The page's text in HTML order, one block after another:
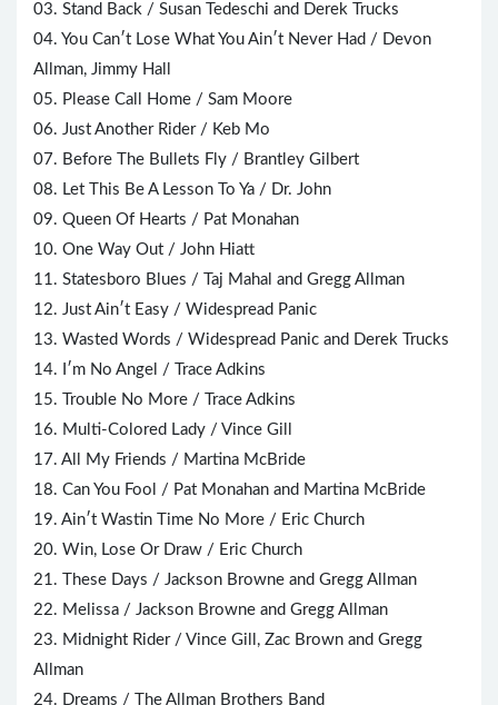
03. Stand Back / Susan Tedeschi and Derek Trucks
04. You Can′t Lose What You Ain′t Never Had / Devon
Allman, Jimmy Hall
05. Please Call Home / Sam Moore
06. Just Another Rider / Keb Mo
07. Before The Bullets Fly / Brantley Gilbert
08. Let This Be A Lesson To Ya / Dr. John
09. Queen Of Hearts / Pat Monahan
10. One Way Out / John Hiatt
11. Statesboro Blues / Taj Mahal and Gregg Allman
12. Just Ain′t Easy / Widespread Panic
13. Wasted Words / Widespread Panic and Derek Trucks
14. I′m No Angel / Trace Adkins
15. Trouble No More / Trace Adkins
16. Multi-Colored Lady / Vince Gill
17. All My Friends / Martina McBride
18. Can You Fool / Pat Monahan and Martina McBride
19. Ain′t Wastin Time No More / Eric Church
20. Win, Lose Or Draw / Eric Church
21. These Days / Jackson Browne and Gregg Allman
22. Melissa / Jackson Browne and Gregg Allman
23. Midnight Rider / Vince Gill, Zac Brown and Gregg
Allman
24. Dreams / The Allman Brothers Band